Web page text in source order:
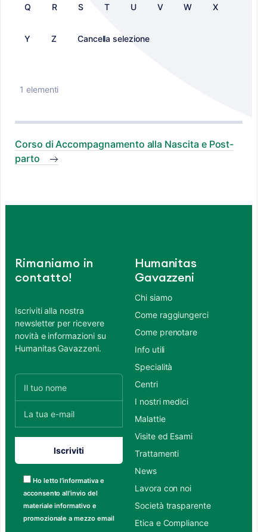
Q R S T U V W X
Y Z Cancella selezione
1 elementi
Corso di Accompagnamento alla Nascita e Post-
parto
Rimaniamo in
contatto!
Iscriviti alla nostra
newsletter per ricevere
novità e informazioni su
Humanitas Gavazzeni.
Ho letto l’informativa e
acconsento all’invio del
materiale informativo e
promozionale a mezzo email
Humanitas
Gavazzeni
Chi siamo
Come raggiungerci
Come prenotare
Info utili
Specialità
Centri
I nostri medici
Malattie
Visite ed Esami
Trattamenti
News
Lavora con noi
Società trasparente
Etica e Compliance